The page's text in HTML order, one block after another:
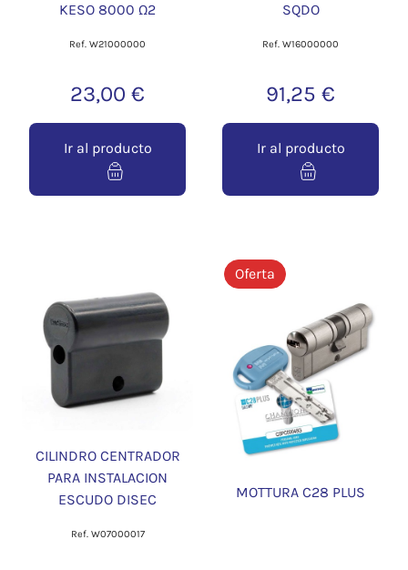
KESO 8000 Ω2
Ref. W21000000
23,00 €
Ir al producto
SQDO
Ref. W16000000
91,25 €
Ir al producto
CILINDRO CENTRADOR
PARA INSTALACION
ESCUDO DISEC
Ref. W07000017
Oferta
MOTTURA C28 PLUS